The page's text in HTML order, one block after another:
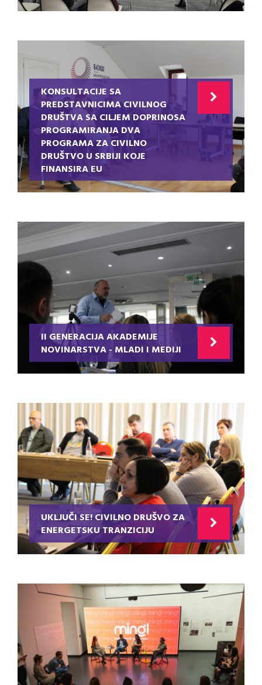
KONSULTACIJE SA
PREDSTAVNICIMA CIVILNOG
DRUŠTVA SA CILJEM DOPRINOSA
PROGRAMIRANJA DVA
PROGRAMA ZA CIVILNO
DRUŠTVO U SRBIJI KOJE
FINANSIRA EU
II GENERACIJA AKADEMIJE
NOVINARSTVA - MLADI I MEDIJI
UKLJUČI SE! CIVILNO DRUŠVO ZA
ENERGETSKU TRANZICIJU